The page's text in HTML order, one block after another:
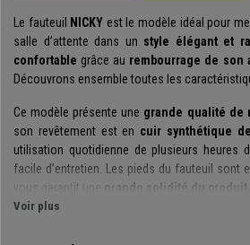
Le fauteuil NICKY est le modèle idéal pour
salle d’attente dans un style élégant et
confortable grâce au rembourrage de son
Découvrons ensemble toutes les
Ce modèle présente une grande qualité de
son revêtement est en cuir synthétique
utilisation quotidienne de plusieurs heures
facile d’entretien. Les pieds du fauteuil sont
vous garantit une
grande solidité du produit
Voir plus